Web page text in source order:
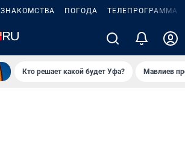
ЗНАКОМСТВА ПОГОДА ТЕЛЕПРОГРАММА
Кто решает какой будет Уфа? Мавлиев